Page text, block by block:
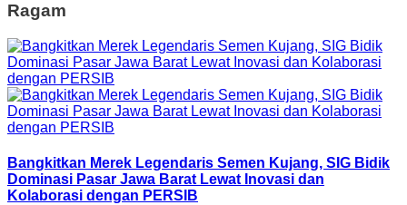
Ragam
Bangkitkan Merek Legendaris Semen Kujang, SIG Bidik
Dominasi Pasar Jawa Barat Lewat Inovasi dan
Kolaborasi dengan PERSIB